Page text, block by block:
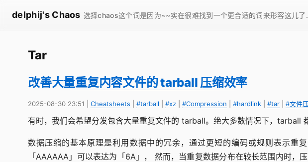
delphij's Chaos 选择chaos这个词是因为~~实在很难找到一个更合适的词来形容这儿
Tar
改善大量重复内容文件的 tarball 压缩效率
2025-08-30 23:51 Cheatsheets #tarball #xz #Compression #hardlink #tar #文件
有时，我们会希望分发包含大量重复文件的 tarball。绝大多数情况下，tarball
数据压缩的基本原理是利用数据中的冗余，通过更短的编码或规则表示重
「AAAAAA」可以表达为「6A」， 然而，当重复数据分布在较长范围内时